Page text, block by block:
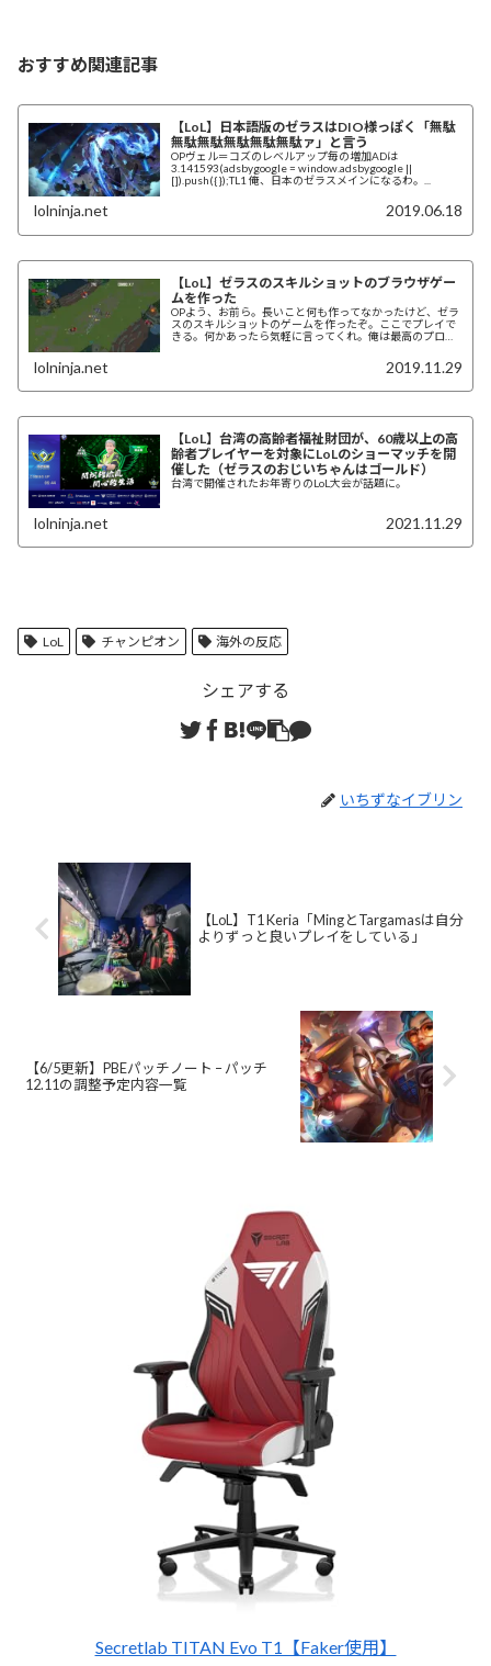
おすすめ関連記事
【LoL】日本語版のゼラスはDIO様っぽく「無駄
無駄無駄無駄無駄無駄ァ」と言う
OPヴェル＝コズのレベルアップ毎の増加ADは
3.141593(adsbygoogle = window.adsbygoogle ||
[]).push({});TL1 俺、日本のゼラスメインになるわ。...
lolninja.net 2019.06.18
【LoL】ゼラスのスキルショットのブラウザゲー
ムを作った
OPよう、お前ら。長いこと何も作ってなかったけど、ゼラ
スのスキルショットのゲームを作ったぞ。ここでプレイで
きる。何かあったら気軽に言ってくれ。俺は最高のプログ
lolninja.net 2019.11.29
【LoL】台湾の高齢者福祉財団が、60歳以上の高
齢者プレイヤーを対象にLoLのショーマッチを開
催した（ゼラスのおじいちゃんはゴールド）
台湾で開催されたお年寄りのLoL大会が話題に。
lolninja.net 2021.11.29
LoL チャンピオン 海外の反応
シェアする
いちずなイブリン
【LoL】T1 Keria「MingとTargamasは自分
よりずっと良いプレイをしている」
【6/5更新】PBEパッチノート – パッチ
12.11の調整予定内容一覧
Secretlab TITAN Evo T1【Faker使用】